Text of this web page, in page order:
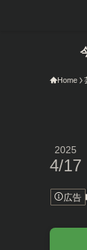
のAmazonタイ
Home
2025
4/17
広告